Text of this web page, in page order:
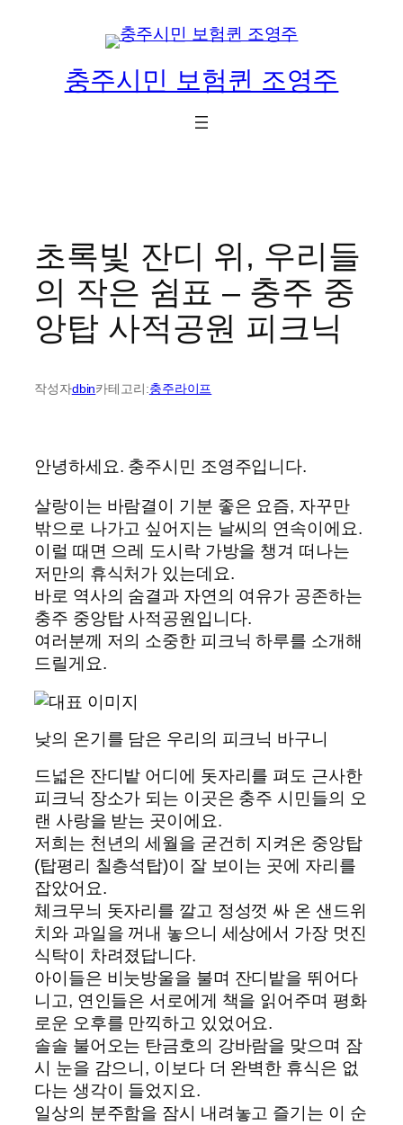
충주시민 보험퀸 조영주
초록빛 잔디 위, 우리들
의 작은 쉼표 – 충주 중
앙탑 사적공원 피크닉
작성자dbin카테고리:충주라이프
안녕하세요. 충주시민 조영주입니다.
살랑이는 바람결이 기분 좋은 요즘, 자꾸만
밖으로 나가고 싶어지는 날씨의 연속이에요.
이럴 때면 으레 도시락 가방을 챙겨 떠나는
저만의 휴식처가 있는데요.
바로 역사의 숨결과 자연의 여유가 공존하는
충주 중앙탑 사적공원입니다.
여러분께 저의 소중한 피크닉 하루를 소개해
드릴게요.
낮의 온기를 담은 우리의 피크닉 바구니
드넓은 잔디밭 어디에 돗자리를 펴도 근사한
피크닉 장소가 되는 이곳은 충주 시민들의 오
랜 사랑을 받는 곳이에요.
저희는 천년의 세월을 굳건히 지켜온 중앙탑
(탑평리 칠층석탑)이 잘 보이는 곳에 자리를
잡았어요.
체크무늬 돗자리를 깔고 정성껏 싸 온 샌드위
치와 과일을 꺼내 놓으니 세상에서 가장 멋진
식탁이 차려졌답니다.
아이들은 비눗방울을 불며 잔디밭을 뛰어다
니고, 연인들은 서로에게 책을 읽어주며 평화
로운 오후를 만끽하고 있었어요.
솔솔 불어오는 탄금호의 강바람을 맞으며 잠
시 눈을 감으니, 이보다 더 완벽한 휴식은 없
다는 생각이 들었지요.
일상의 분주함을 잠시 내려놓고 즐기는 이 순